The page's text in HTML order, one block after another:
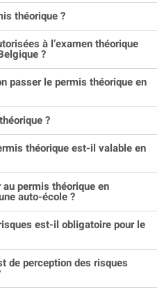
théorique ?
à l’examen théorique
?
passer le permis théorique en
?
théorique est-il valable en
permis théorique en
auto-école ?
est-il obligatoire pour le
de perception des risques